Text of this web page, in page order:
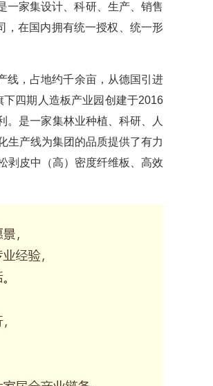
一家集设计、科研、生产、销售
，在国内拥有统一授权、统一形
线，占地约千余亩，从德国引进
四期人造板产业园创建于2016
是一家集林业种植、科研、人
生产线为集团的品质提供了有力
剥皮中（高）密度纤维板、高效